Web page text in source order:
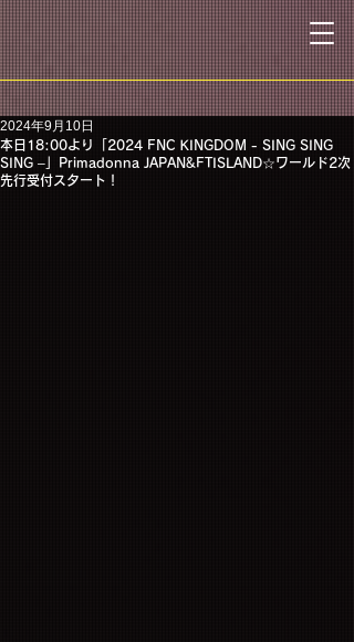
本日18:00より「2024 FNC KINGDOM - SING SING
SING –」Primadonna JAPAN&FTISLAND☆ワールド2次
先行受付スタート！
2024年9月10日